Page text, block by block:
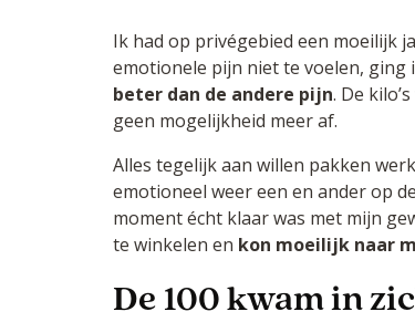
Ik had op privégebied een moeilijk
emotionele pijn niet te voelen, ging
beter dan de andere pijn. De
geen mogelijkheid meer af.
Alles tegelijk aan willen pakken
emotioneel weer een en ander op
moment écht klaar was met mijn
te winkelen en kon moeilijk naar
De 100 kwam in